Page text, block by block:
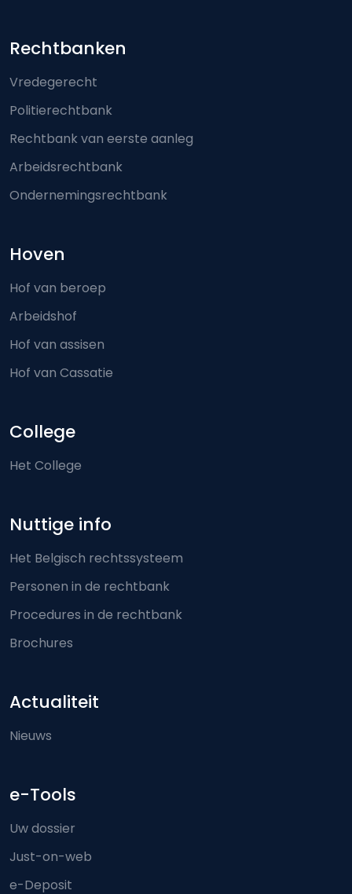
Footer-menu
Rechtbanken
Vredegerecht
Politierechtbank
Rechtbank van eerste aanleg
Arbeidsrechtbank
Ondernemingsrechtbank
Hoven
Hof van beroep
Arbeidshof
Hof van assisen
Hof van Cassatie
College
Het College
Nuttige info
Het Belgisch rechtssysteem
Personen in de rechtbank
Procedures in de rechtbank
Brochures
Actualiteit
Nieuws
e-Tools
Uw dossier
Just-on-web
e-Deposit